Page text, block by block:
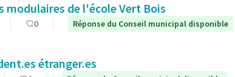
modulaires de l'école Vert Bois
0 Réponse du Conseil municipal disponible
étranger.es